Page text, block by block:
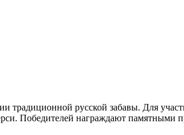
русской забавы. Для
Победителей награждают